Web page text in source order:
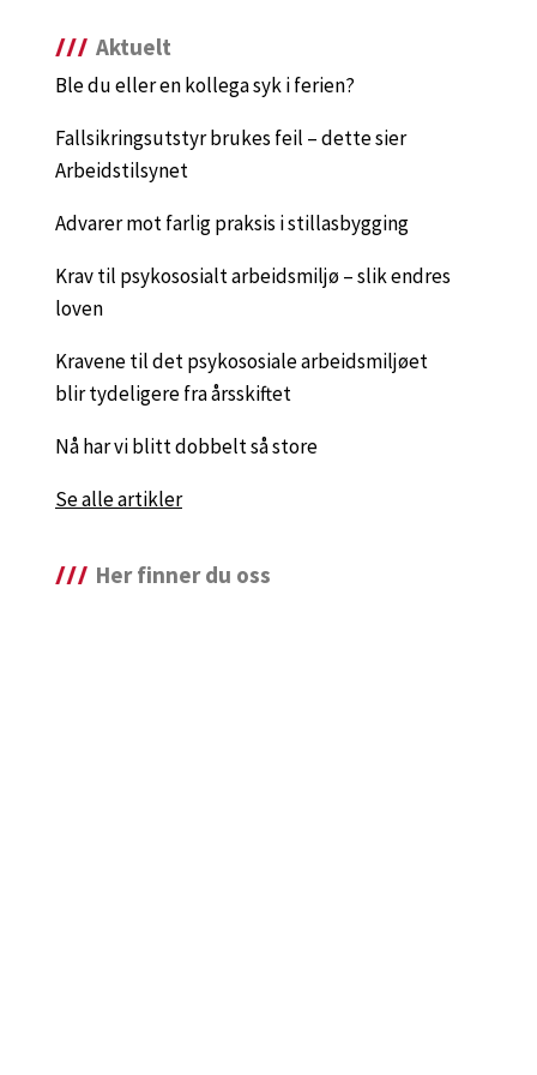
Aktuelt
Ble du eller en kollega syk i ferien?
Fallsikringsutstyr brukes feil – dette sier
Arbeidstilsynet
Advarer mot farlig praksis i stillasbygging
Krav til psykososialt arbeidsmiljø – slik endres
loven
Kravene til det psykososiale arbeidsmiljøet
blir tydeligere fra årsskiftet
Nå har vi blitt dobbelt så store
Se alle artikler
Her finner du oss